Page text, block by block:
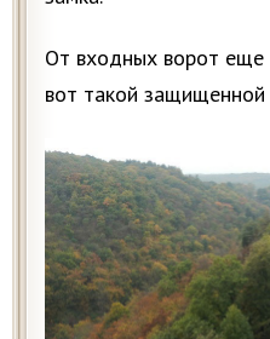
От входных ворот еще
вот такой защищенной